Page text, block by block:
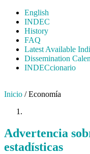
English
INDEC
History
FAQ
Latest Available
Dissemination
INDECcionario
Inicio / Economía
Advertencia
estadísticas